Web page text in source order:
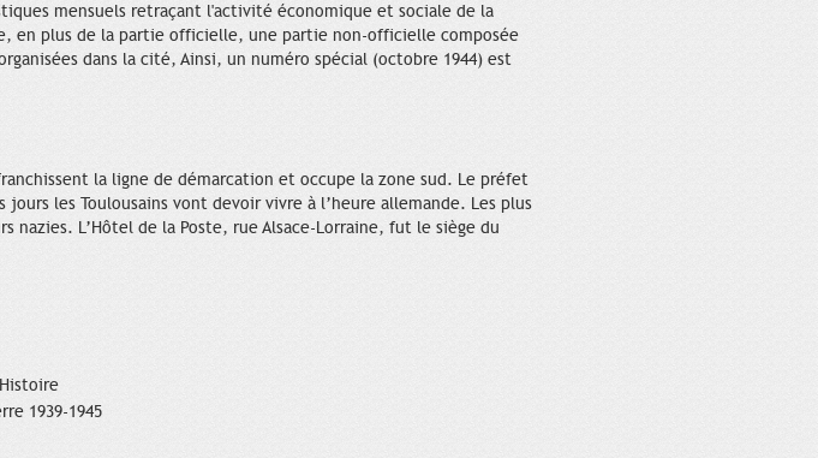
mensuels retraçant l'activité économique et sociale de la
en plus de la partie officielle, une partie non-officielle composée
dans la cité, Ainsi, un numéro spécial (octobre 1944) est
la ligne de démarcation et occupe la zone sud. Le préfet
les Toulousains vont devoir vivre à l’heure allemande. Les plus
L’Hôtel de la Poste, rue Alsace-Lorraine, fut le siège du
Histoire
1939-1945